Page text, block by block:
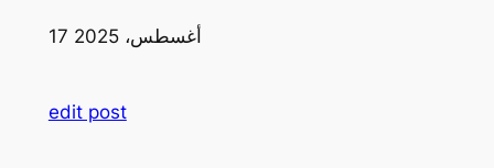
17 أغسطس، 2025
edit post